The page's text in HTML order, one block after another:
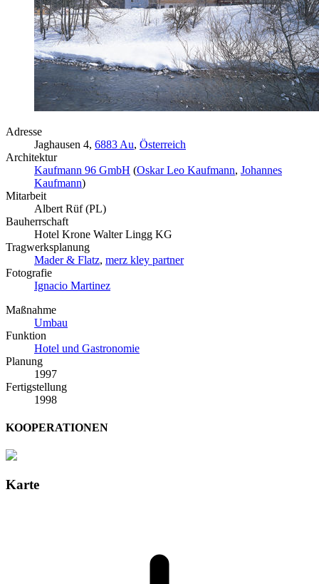
Adresse
Jaghausen 4, 6883 Au, Österreich
Architektur
Kaufmann 96 GmbH (Oskar Leo Kaufmann, Johannes
Kaufmann)
Mitarbeit
Albert Rüf (PL)
Bauherrschaft
Hotel Krone Walter Lingg KG
Tragwerksplanung
Mader & Flatz, merz kley partner
Fotografie
Ignacio Martinez
Maßnahme
Umbau
Funktion
Hotel und Gastronomie
Planung
1997
Fertigstellung
1998
KOOPERATIONEN
Karte